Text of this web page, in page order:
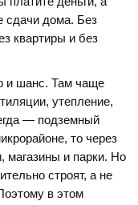
сдачи дома. Без
квартиры и без
и шанс. Там чаще
утепление,
— подземный
то через
магазины и парки. Но
строят, а не
в этом